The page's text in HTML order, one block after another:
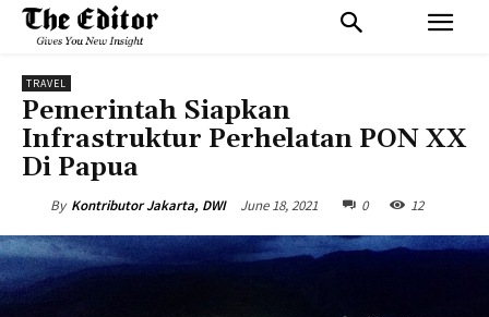
TRAVEL
Pemerintah Siapkan
Infrastruktur Perhelatan PON XX
Di Papua
By Kontributor Jakarta, DWI June 18, 2021 0 12